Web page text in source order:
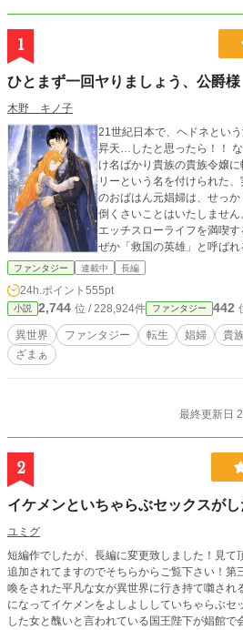
1
ひとまず一回ヤりましょう、公爵
木野 キノ子
21世紀日本で、ヘドネとい
昇天…したと思ったら！！
け名ばかり貴族の貴族令嬢に転生した！
リーという名を付けられた
のおばはん元娼婦は、せっ
倒くさいことはいたしません
エッチスローライフを満喫す
ぜか「救国の英雄」と呼ば
れる…。 ハッキリ言って、イ・ヤ・だ！！ なんでかって？
ん！！ そんな女の相手なんざ
は言え、この公爵様…顔と体
シャ！！ 一体どうしたら、いいの～。 一人
いい悩みを抱える、フィリーの運
ファンタジー 連載中 長編
24h.ポイント 555pt
小説 2,744 位 / 228,924件 ファンタジー 442
異世界 ファンタジー 転生 娼婦 貴
ざまぁ
最終更新日
2
イケメンといちゃらぶセックスが
ユミグ
短編作でしたが、長編に変更致しました！見て
追加されてますのでそちらからご覧下さい！第
喚をされた平凡な女が異世界に行き持て囃され
になってイケメンをよしよししていちゃらぶセ
した女と醜いと言われている国王陛下が娼館で